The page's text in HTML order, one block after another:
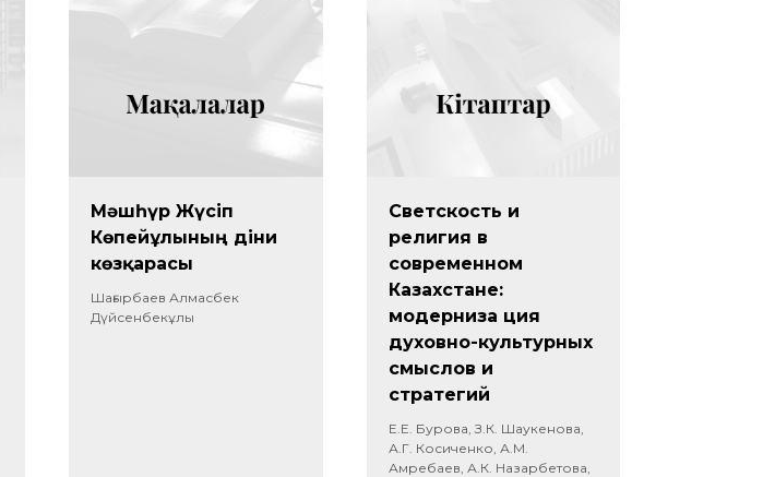
Мәшһүр Жүсіп
Көпейұлының діни
көзқарасы
Шағырбаев Алмасбек
Дүйсенбекұлы
Светскость и
религия в
современном
Казахстане:
модерниза ция
духовно-культурных
смыслов и
стратегий
Е.Е. Бурова, З.К. Шаукенова,
А.Г. Косиченко, А.М.
Амребаев, А.К. Назарбетова,